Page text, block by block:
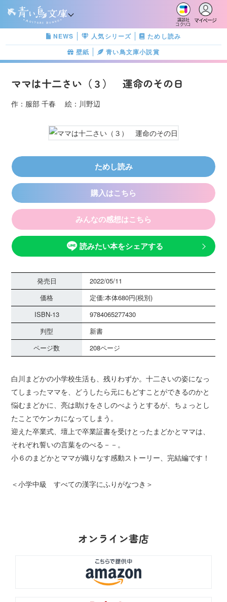
講談社
コクリコ
マイページ
NEWS 人気シリーズ
ためし読み
壁紙
青い鳥文庫小説賞
ママは十二さい（３） 運命のその日
作：服部 千春 絵：川野辺
ためし読み
購入はこちら
みんなの感想はこちら
読みたい本をシェアする
発売日
2022/05/11
価格
定価:本体680円(税別)
ISBN-13
9784065277430
判型
新書
ページ数
208ページ
白川まどかの小学校生活も、残りわずか。十二さいの姿になっ
てしまったママを、どうしたら元にもどすことができるのかと
悩むまどかに、亮は助けをさしのべようとするが、ちょっとし
たことでケンカになってしまう。
迎えた卒業式、壇上で卒業証書を受けとったまどかとママは、
それぞれ誓いの言葉をのべる－－。
小６のまどかとママが織りなす感動ストーリー、完結編です！
＜小学中級 すべての漢字にふりがなつき＞
オンライン書店